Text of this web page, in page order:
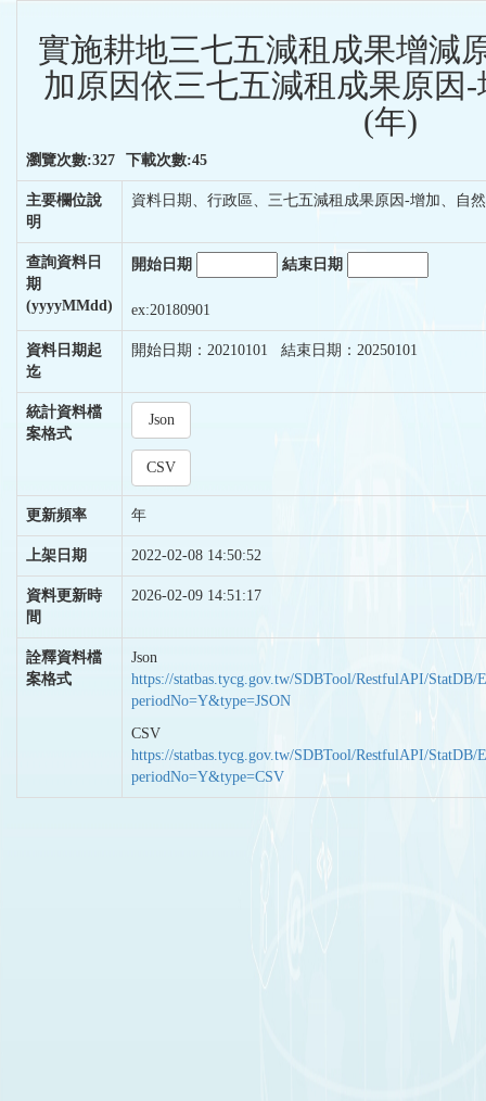
實施耕地三七五減租成果增減
加原因依三七五減租成果原因
(年)
瀏覽次數:327 下載次數:45
主要欄位說
明
資料日期、行政區、三七五減租成果原因-增加、自
查詢資料日
期
(yyyyMMdd)
開始日期 結束日期
ex:20180901
資料日期起
迄
開始日期：20210101 結束日期：20250101
統計資料檔
案格式
Json
CSV
更新頻率 年
上架日期 2022-02-08 14:50:52
資料更新時
間
2026-02-09 14:51:17
詮釋資料檔
案格式
Json
https://statbas.tycg.gov.tw/SDBTool/RestfulAPI/StatDB/
periodNo=Y&type=JSON
CSV
https://statbas.tycg.gov.tw/SDBTool/RestfulAPI/StatDB/
periodNo=Y&type=CSV